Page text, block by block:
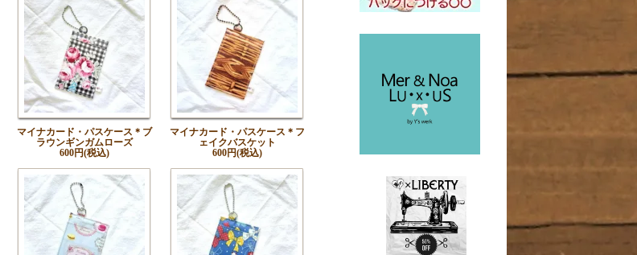
マイナカード・パスケース＊ブ
ラウンギンガムローズ
600円(税込)
マイナカード・パスケース＊フ
ェイクバスケット
600円(税込)